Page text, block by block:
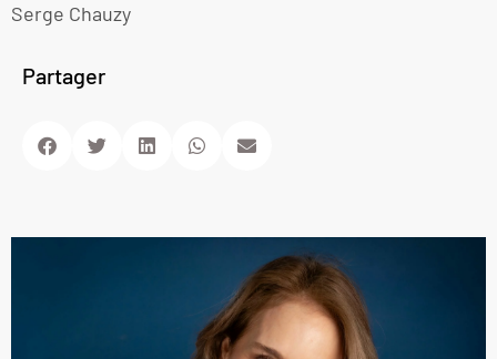
Serge Chauzy
Partager